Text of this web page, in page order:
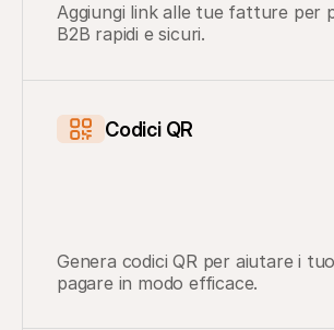
Aggiungi link alle tue fatture per
B2B rapidi e sicuri.
Codici QR
Genera codici QR per aiutare i
pagare in modo efficace.